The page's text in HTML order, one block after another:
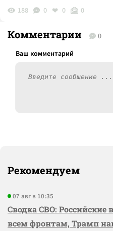
188 0 0 0
Комментарии 0
Рекомендуем
07 авг в 10:35
Сводка СВО: Российские
всем фронтам, Трамп